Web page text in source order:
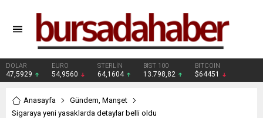
DOLAR
47,5929
EURO
54,9560
STERLİN
64,1604
BIST 100
13.798,82
BITCOIN
$64451
Anasayfa Gündem, Manşet
Sigaraya yeni yasaklarda detaylar belli oldu